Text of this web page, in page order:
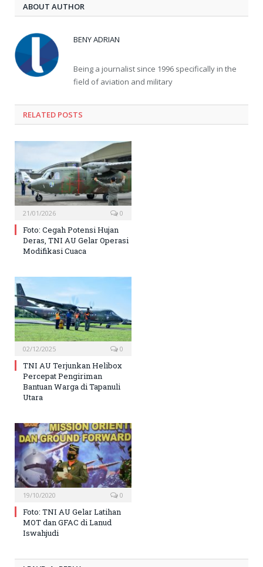
ABOUT AUTHOR
BENY ADRIAN
Being a journalist since 1996 specifically in the
field of aviation and military
RELATED POSTS
21/01/2026 0
Foto: Cegah Potensi Hujan
Deras, TNI AU Gelar Operasi
Modifikasi Cuaca
02/12/2025 0
TNI AU Terjunkan Helibox
Percepat Pengiriman
Bantuan Warga di Tapanuli
Utara
19/10/2020 0
Foto: TNI AU Gelar Latihan
MOT dan GFAC di Lanud
Iswahjudi